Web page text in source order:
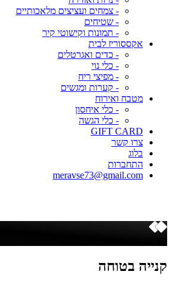
- צמחים ועציצים מלאכותיים
- שטיחים
- תמונות וקישוטי קיר
אקססוריז לבית
- כדים ואגרטלים
- כלי נוי
- מפיצי ריח
- קערות ומגשים
מטבח ואירוח
- כלי איחסון
- כלי הגשה
GIFT CARD
צרו קשר
בלוג
התחברות
meravse73@gmail.com
קנייה בטוחה